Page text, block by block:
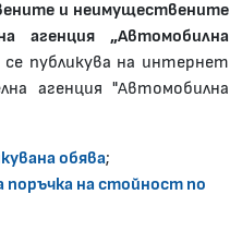
и неимуществените
агенция „Автомобилна
се публикува на интернет
агенция "Автомобилна
обява;
поръчка на стойност по